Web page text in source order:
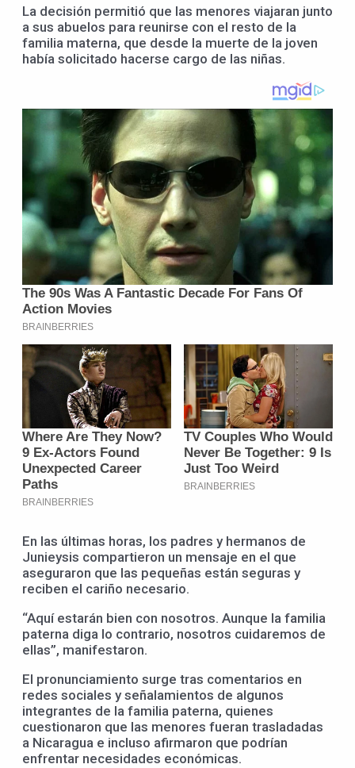
La decisión permitió que las menores viajaran junto
a sus abuelos para reunirse con el resto de la
familia materna, que desde la muerte de la joven
había solicitado hacerse cargo de las niñas.
En las últimas horas, los padres y hermanos de
Junieysis compartieron un mensaje en el que
aseguraron que las pequeñas están seguras y
reciben el cariño necesario.
“Aquí estarán bien con nosotros. Aunque la familia
paterna diga lo contrario, nosotros cuidaremos de
ellas”, manifestaron.
El pronunciamiento surge tras comentarios en
redes sociales y señalamientos de algunos
integrantes de la familia paterna, quienes
cuestionaron que las menores fueran trasladadas
a Nicaragua e incluso afirmaron que podrían
enfrentar necesidades económicas.